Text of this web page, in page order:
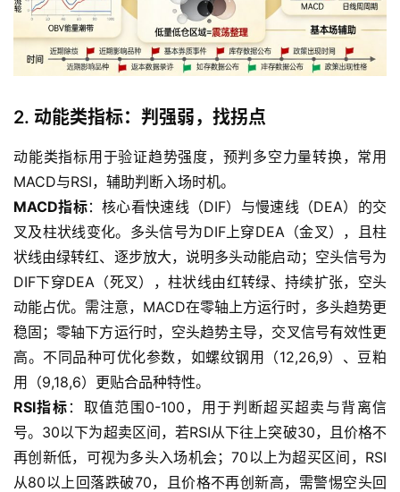
2. 动能类指标：判强弱，找拐点
动能类指标用于验证趋势强度，预判多空力量转换，常用
MACD与RSI，辅助判断入场时机。
MACD指标：核心看快速线（DIF）与慢速线（DEA）的交
叉及柱状线变化。多头信号为DIF上穿DEA（金叉），且柱
状线由绿转红、逐步放大，说明多头动能启动；空头信号为
DIF下穿DEA（死叉），柱状线由红转绿、持续扩张，空头
动能占优。需注意，MACD在零轴上方运行时，多头趋势更
稳固；零轴下方运行时，空头趋势主导，交叉信号有效性更
高。不同品种可优化参数，如螺纹钢用（12,26,9）、豆粕
用（9,18,6）更贴合品种特性。
RSI指标 ：取值范围0-100，用于判断超买超卖与背离信
号。30以下为超卖区间，若RSI从下往上突破30，且价格不
再创新低，可视为多头入场机会；70以上为超买区间，RSI
从80以上回落跌破70，且价格不再创新高，需警惕空头回